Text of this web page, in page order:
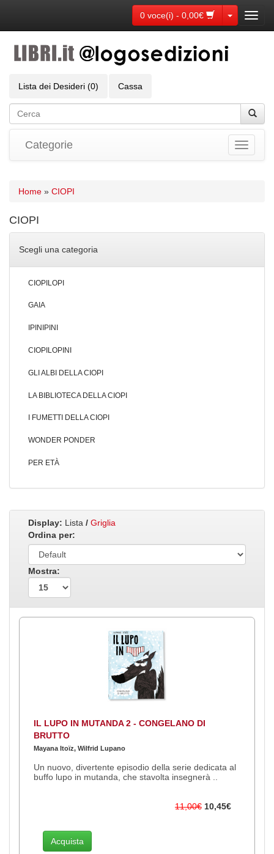
0 voce(i) - 0,00€ Toggle
Lista dei Desideri (0) Cassa
Toggle
Categorie
Home » CIOPI
CIOPI
Scegli una categoria
CIOPILOPI
GAIA
IPINIPINI
CIOPILOPINI
GLI ALBI DELLA CIOPI
LA BIBLIOTECA DELLA CIOPI
I FUMETTI DELLA CIOPI
WONDER PONDER
PER ETÀ
Display: Lista / Griglia
Ordina per:
Mostra:
IL LUPO IN MUTANDA 2 - CONGELANO DI
BRUTTO
Mayana Itoïz, Wilfrid Lupano
Un nuovo, divertente episodio della serie dedicata al
buffo lupo in mutanda, che stavolta insegnerà ..
11,00€ 10,45€
Acquista